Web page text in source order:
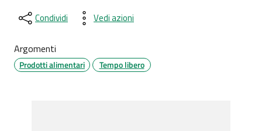
Condividi Vedi azioni
Argomenti
Prodotti alimentari Tempo libero